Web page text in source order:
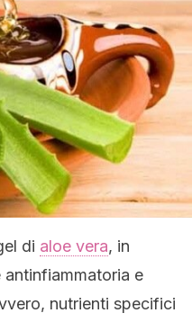
di aloe vera, in
antinfiammatoria e
nutrienti specifici